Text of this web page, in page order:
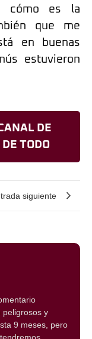
cómo es la
que me
en buenas
estuvieron
DE
TODO
siguiente
peligrosos y
9 meses, pero